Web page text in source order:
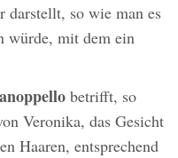
darstellt, so wie man es
würde, mit dem ein
betrifft, so
Veronika, das Gesicht
Haaren, entsprechend